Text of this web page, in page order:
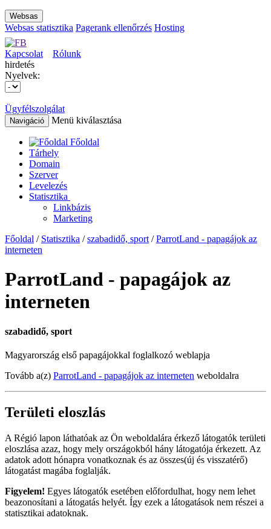
Websas
Websas statisztika Pagerank ellenőrzés Hosting
Kapcsolat
Rólunk
hirdetés
Nyelvek:
Ügyfélszolgálat
Navigáció Menü kiválasztása
Főoldal
Tárhely
Domain
Szerver
Levelezés
Statisztika
Linkbázis
Marketing
Főoldal / Statisztika /szabadidő, sport /ParrotLand - papagájok az
interneten
ParrotLand - papagájok az
interneten
szabadidő, sport
Magyarország első papagájokkal foglalkozó weblapja
Tovább a(z) ParrotLand - papagájok az interneten weboldalra
Területi eloszlás
A Régió lapon láthatóak az Ön weboldalára érkező látogatók területi
eloszlása azaz, hogy mely országokból hány látogatója érkezett. Az
adatok adott hónapra vonatkoznak és az összes(új és visszatérő)
látogatást magába foglalják.
Figyelem! Egyes látogatók esetében előfordulhat, hogy nem lehet
beazonosítani a látogatás helyét. Így ezek a látogatások nem részei a
statisztikai adatoknak.